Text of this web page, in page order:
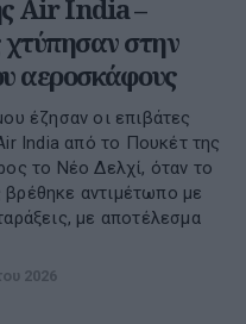
Air India –
χτύπησαν στην
αεροσκάφους
έζησαν οι επιβάτες
India από το Πουκέτ της
το Νέο Δελχί, όταν το
αντιμέτωπο με
με αποτέλεσμα
2026